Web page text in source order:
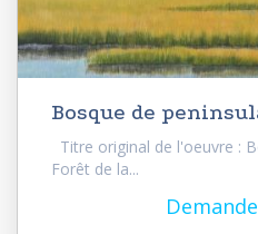
Bosque de
Titre original de l'oeuvre :
Forêt de la...